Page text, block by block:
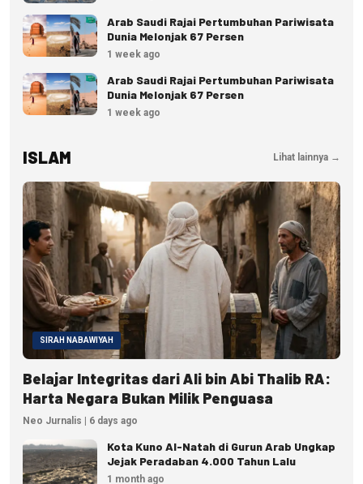
Arab Saudi Rajai Pertumbuhan Pariwisata
Dunia Melonjak 67 Persen
1 week ago
Arab Saudi Rajai Pertumbuhan Pariwisata
Dunia Melonjak 67 Persen
1 week ago
ISLAM Lihat lainnya →
SIRAH NABAWIYAH
Belajar Integritas dari Ali bin Abi Thalib RA:
Harta Negara Bukan Milik Penguasa
Neo Jurnalis | 6 days ago
Kota Kuno Al-Natah di Gurun Arab Ungkap
Jejak Peradaban 4.000 Tahun Lalu
1 month ago